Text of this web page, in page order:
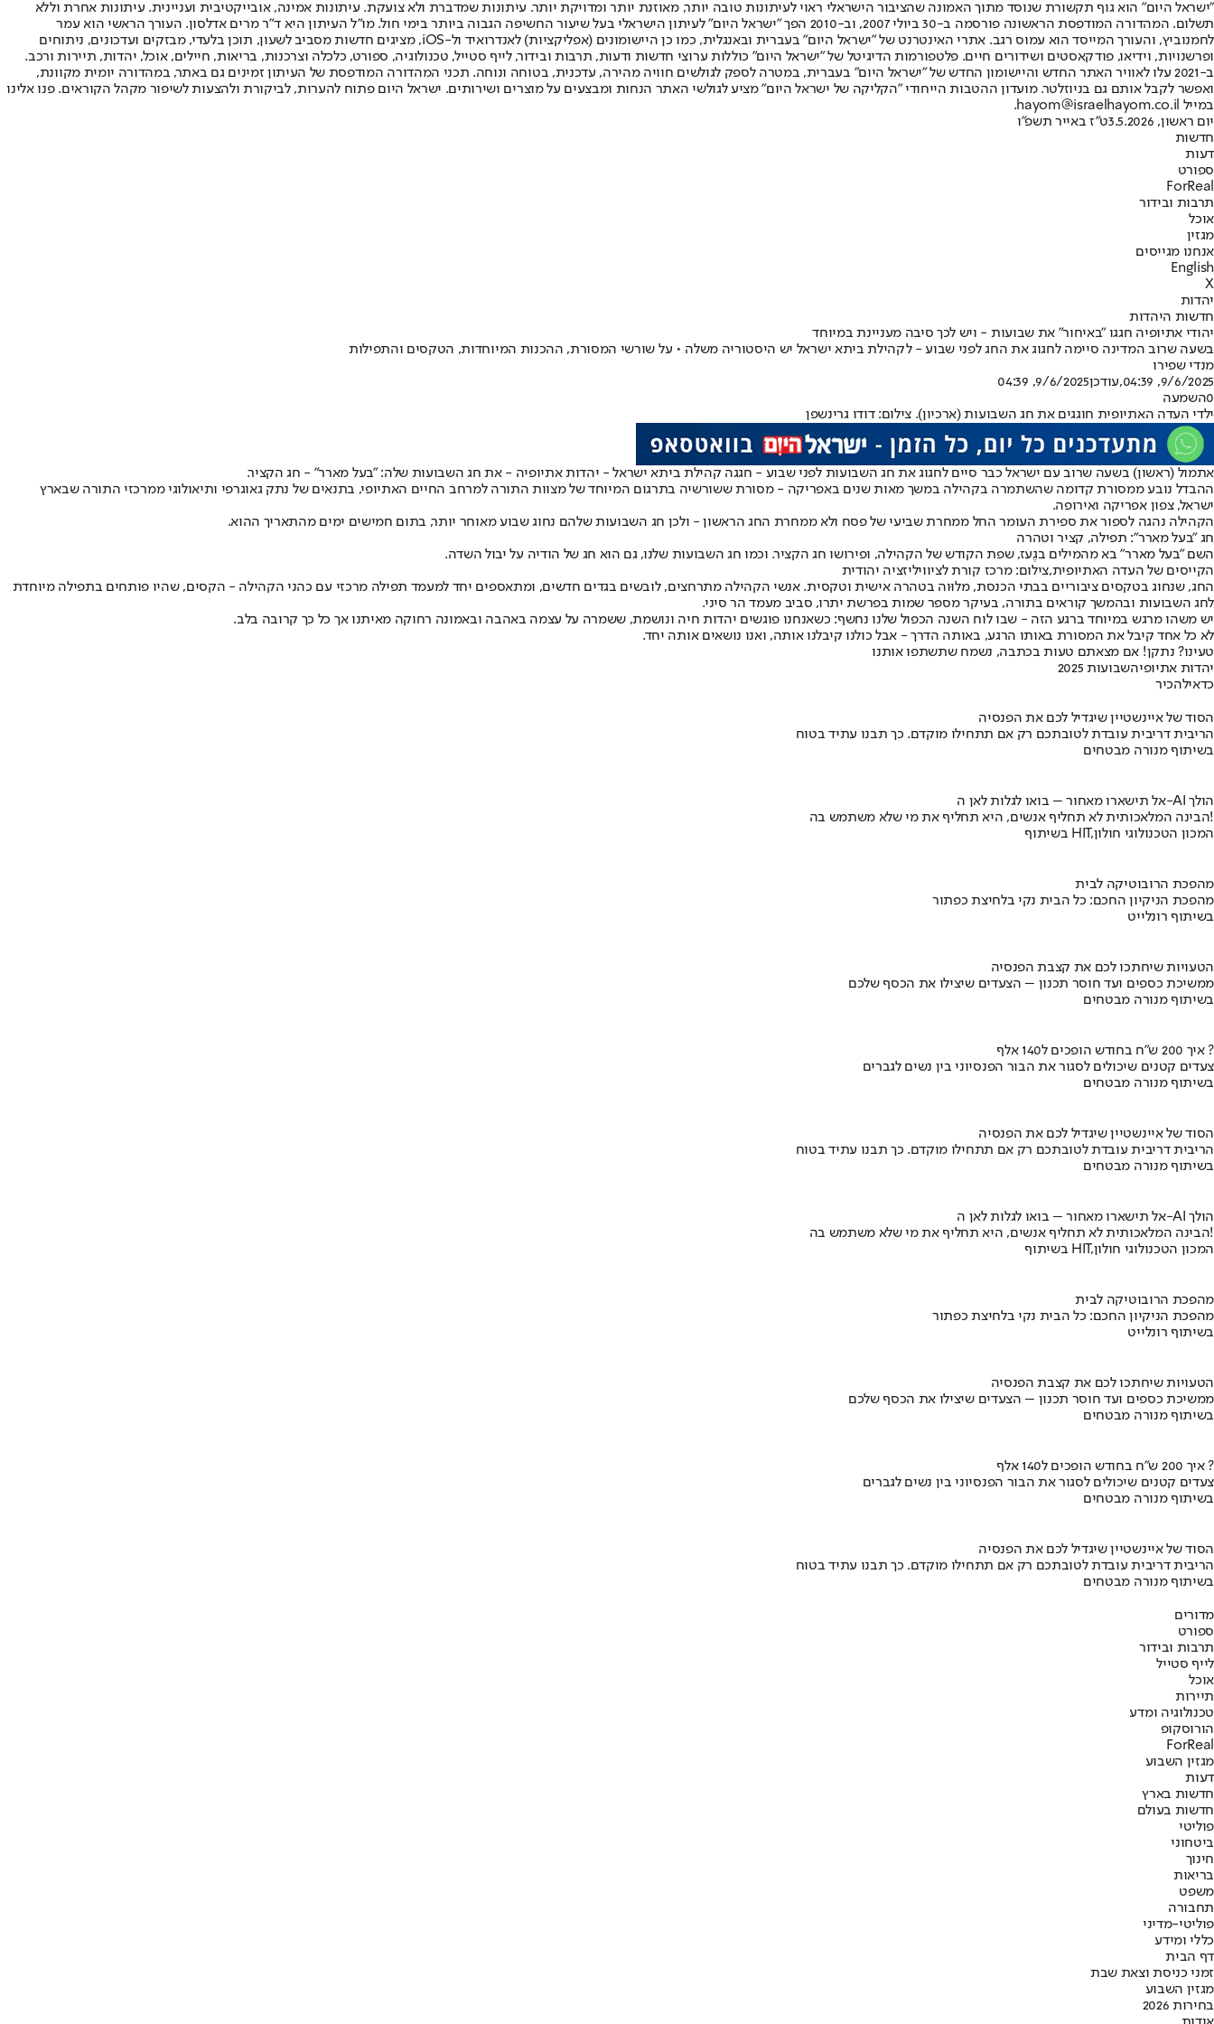
"ישראל היום" הוא גוף תקשורת שנוסד מתוך האמונה שהציבור הישראלי ראוי לעיתונות טובה יותר, מאוזנת יותר ומדויקת יותר. עיתונות שמדברת ולא צועקת. עיתונות אמינה, אובייקטיבית ועניינית. עיתונות אחרת וללא
תשלום. המהדורה המודפסת הראשונה פורסמה ב-30 ביולי 2007, וב-2010 הפך "ישראל היום" לעיתון הישראלי בעל שיעור החשיפה הגבוה ביותר בימי חול. מו"ל העיתון היא ד"ר מרים אדלסון. העורך הראשי הוא עמר
לחמנוביץ, והעורך המייסד הוא עמוס רגב. אתרי האינטרנט של "ישראל היום" בעברית ובאנגלית, כמו כן היישומונים (אפליקציות) לאנדרואיד ול-iOS, מציגים חדשות מסביב לשעון, תוכן בלעדי, מבזקים ועדכונים, ניתוחים
ופרשנויות, וידיאו, פודקאסטים ושידורים חיים. פלטפורמות הדיגיטל של "ישראל היום" כוללות ערוצי חדשות ודעות, תרבות ובידור, לייף סטייל, טכנולוגיה, ספורט, כלכלה וצרכנות, בריאות, חיילים, אוכל, יהדות, תיירות ורכב.
ב-2021 עלו לאוויר האתר החדש והיישומון החדש של "ישראל היום" בעברית, במטרה לספק לגולשים חוויה מהירה, עדכנית, בטוחה ונוחה. תכני המהדורה המודפסת של העיתון זמינים גם באתר, במהדורה יומית מקוונת,
ואפשר לקבל אותם גם בניוזלטר. מועדון ההטבות הייחודי "הקליקה של ישראל היום" מציע לגולשי האתר הנחות ומבצעים על מוצרים ושירותים. ישראל היום פתוח להערות, לביקורת ולהצעות לשיפור מקהל הקוראים. פנו אלינו
במייל hayom@israelhayom.co.il.
יום ראשון, 3.5.2026
ט"ז באייר תשפ"ו
חדשות
דעות
ספורט
ForReal
תרבות ובידור
אוכל
מגזין
אנחנו מגייסים
English
X
יהדות
חדשות היהדות
יהודי אתיופיה חגגו "באיחור" את שבועות - ויש לכך סיבה מעניינת במיוחד
בשעה שרוב המדינה סיימה לחגוג את החג לפני שבוע - לקהילת ביתא ישראל יש היסטוריה משלה • על שורשי המסורת, ההכנות המיוחדות, הטקסים והתפילות
מנדי שפירו
9/6/2025, 04:39
,עודכן9/6/2025, 04:39
0השמעה
ילדי העדה האתיופית חוגגים את חג השבועות (ארכיון). צילום: דודו גרינשפן
אתמול (ראשון) בשעה שרוב עם ישראל כבר סיים לחגוג את חג השבועות לפני שבוע - חגגה קהילת ביתא ישראל - יהדות אתיופיה - את חג השבועות שלה: "בעל מארר" - חג הקציר.
ההבדל נובע ממסורת קדומה שהשתמרה בקהילה במשך מאות שנים באפריקה - מסורת ששורשיה בתרגום המיוחד של מצוות התורה למרחב החיים האתיופי, בתנאים של נתק גאוגרפי ותיאולוגי ממרכזי התורה שבארץ
ישראל, צפון אפריקה ואירופה.
הקהילה נהגה לספור את ספירת העומר החל ממחרת שביעי של פסח ולא ממחרת החג הראשון - ולכן חג השבועות שלהם נחוג שבוע מאוחר יותר, בתום חמישים ימים מהתאריך ההוא.
חג "בעל מארר": תפילה, קציר וטהרה
השם "בעל מארר" בא מהמילים בגֶעז, שפת הקודש של הקהילה, ופירושו חג הקציר. וכמו חג השבועות שלנו, גם הוא חג של הודיה על יבול השדה.
הקייסים של העדה האתיופית,צילום: מרכז קורת לציוויליזציה יהודית
החג, שנחוג בטקסים ציבוריים בבתי הכנסת, מלוּוה בטהרה אישית וטקסית. אנשי הקהילה מתרחצים, לובשים בגדים חדשים, ומתאספים יחד למעמד תפילה מרכזי עם כהני הקהילה - הקסים, שהיו פותחים בתפילה מיוחדת
לחג השבועות ובהמשך קוראים בתורה, בעיקר מספר שמות בפרשת יתרו, סביב מעמד הר סיני.
יש משהו מרגש במיוחד ברגע הזה - שבו לוח השנה הכפול שלנו נחשף: כשאנחנו פוגשים יהדות חיה ונושמת, ששמרה על עצמה באהבה ובאמונה רחוקה מאיתנו אך כל כך קרובה בלב.
לא כל אחד קיבל את המסורת באותו הרגע, באותה הדרך - אבל כולנו קיבלנו אותה, ואנו נושאים אותה יחד.
טעינו? נתקן! אם מצאתם טעות בכתבה, נשמח שתשתפו אותנו
יהדות אתיופיהשבועות 2025
כדאילהכיר
הסוד של איינשטיין שיגדיל לכם את הפנסיה
הריבית דריבית עובדת לטובתכם רק אם תתחילו מוקדם. כך תבנו עתיד בטוח
בשיתוף מנורה מבטחים
אל תישארו מאחור – בואו לגלות לאן ה-AI הולך
הבינה המלאכותית לא תחליף אנשים, היא תחליף את מי שלא משתמש בה!
בשיתוף HIT,המכון הטכנולוגי חולון
מהפכת הרובוטיקה לבית
מהפכת הניקיון החכם: כל הבית נקי בלחיצת כפתור
בשיתוף רונלייט
הטעויות שיחתכו לכם את קצבת הפנסיה
ממשיכת כספים ועד חוסר תכנון – הצעדים שיצילו את הכסף שלכם
בשיתוף מנורה מבטחים
איך 200 ש"ח בחודש הופכים ל140 אלף ?
צעדים קטנים שיכולים לסגור את הבור הפנסיוני בין נשים לגברים
בשיתוף מנורה מבטחים
הסוד של איינשטיין שיגדיל לכם את הפנסיה
הריבית דריבית עובדת לטובתכם רק אם תתחילו מוקדם. כך תבנו עתיד בטוח
בשיתוף מנורה מבטחים
אל תישארו מאחור – בואו לגלות לאן ה-AI הולך
הבינה המלאכותית לא תחליף אנשים, היא תחליף את מי שלא משתמש בה!
בשיתוף HIT,המכון הטכנולוגי חולון
מהפכת הרובוטיקה לבית
מהפכת הניקיון החכם: כל הבית נקי בלחיצת כפתור
בשיתוף רונלייט
הטעויות שיחתכו לכם את קצבת הפנסיה
ממשיכת כספים ועד חוסר תכנון – הצעדים שיצילו את הכסף שלכם
בשיתוף מנורה מבטחים
איך 200 ש"ח בחודש הופכים ל140 אלף ?
צעדים קטנים שיכולים לסגור את הבור הפנסיוני בין נשים לגברים
בשיתוף מנורה מבטחים
הסוד של איינשטיין שיגדיל לכם את הפנסיה
הריבית דריבית עובדת לטובתכם רק אם תתחילו מוקדם. כך תבנו עתיד בטוח
בשיתוף מנורה מבטחים
מדורים
ספורט
תרבות ובידור
לייף סטייל
אוכל
תיירות
טכנולוגיה ומדע
הורוסקופ
ForReal
מגזין השבוע
דעות
חדשות בארץ
חדשות בעולם
פוליטי
ביטחוני
חינוך
בריאות
משפט
תחבורה
פוליטי-מדיני
כללי ומידע
דף הבית
זמני כניסת וצאת שבת
מגזין השבוע
בחירות 2026